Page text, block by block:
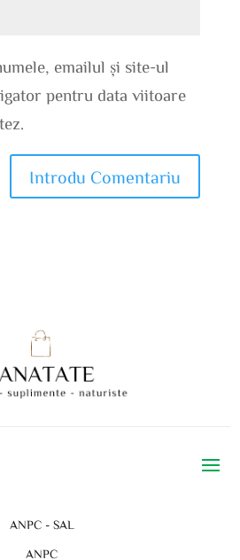
emailul și site-ul
pentru data viitoare
ANPC - SAL
ANPC